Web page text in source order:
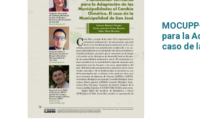
para la
caso de